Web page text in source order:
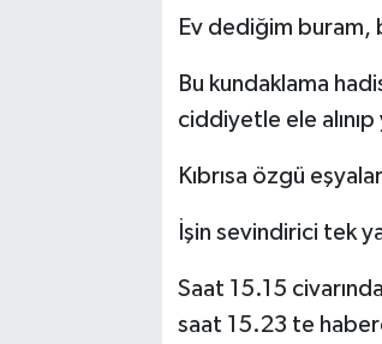
Ev dediğim buram,
Bu kundaklama
ciddiyetle ele
Kıbrısa özgü
İşin sevindirici tek
Saat 15.15
saat 15.23 te